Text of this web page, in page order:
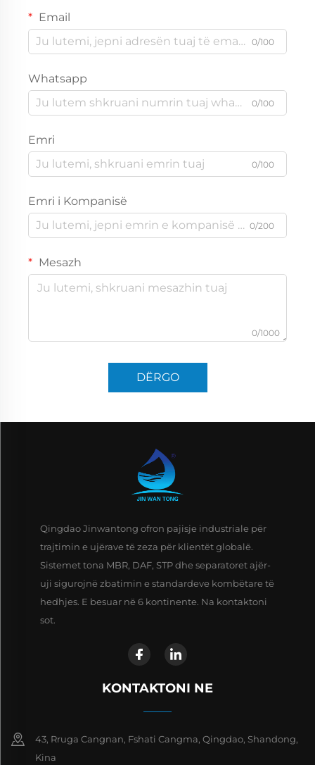
Email
0/100
Whatsapp
0/100
Emri
0/100
Emri i Kompanisë
0/200
Mesazh
0/1000
DËRGO
Qingdao Jinwantong ofron pajisje industriale për
trajtimin e ujërave të zeza për klientët globalë.
Sistemet tona MBR, DAF, STP dhe separatoret ajër-
uji sigurojnë zbatimin e standardeve kombëtare të
hedhjes. E besuar në 6 kontinente. Na kontaktoni
sot.
KONTAKTONI NE
43, Rruga Cangnan, Fshati Cangma, Qingdao, Shandong,
Kina